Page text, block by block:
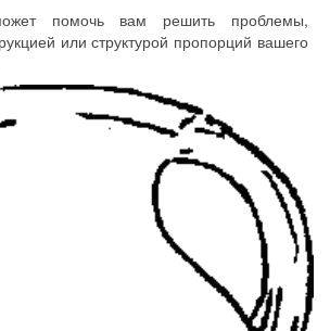
помочь вам решить проблемы,
или структурой пропорций вашего